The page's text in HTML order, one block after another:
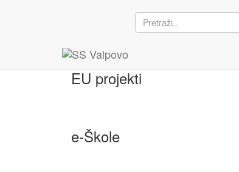
EU projekti
e-Škole